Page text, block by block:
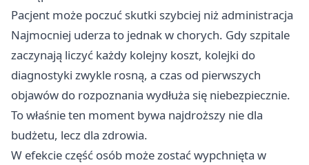
Pacjent może poczuć skutki szybciej niż administracja
Najmocniej uderza to jednak w chorych. Gdy szpitale
zaczynają liczyć każdy kolejny koszt, kolejki do
diagnostyki zwykle rosną, a czas od pierwszych
objawów do rozpoznania wydłuża się niebezpiecznie.
To właśnie ten moment bywa najdroższy nie dla
budżetu, lecz dla zdrowia.
W efekcie część osób może zostać wypchnięta w